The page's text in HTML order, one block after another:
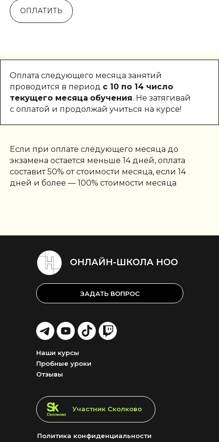
ОПЛАТИТЬ
Оплата следующего месяца занятий
проводится в период с 10 по 14 число
текущего месяца обучения. Не затягивай
с оплатой и продолжай учиться на курсе!
Если при оплате следующего месяца до
экзамена остается меньше 14 дней, оплата
составит 50% от стоимости месяца, если 14
дней и более — 100% стоимости месяца
ОНЛАЙН-ШКОЛА НОО
LET'S
GO!
LET'S
GO!
LET'S
GO!
LET'S
GO!
Политика конфиденциальности
Отзывы
Пробные уроки
Наши курсы
ЗАДАТЬ ВОПРОС
Участник Сколково
LET'S GO!